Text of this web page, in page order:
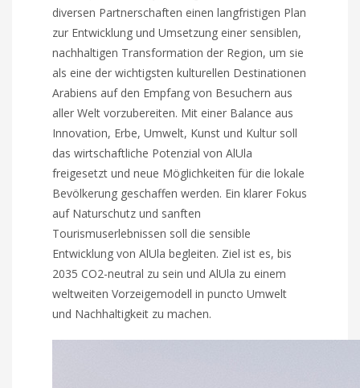
diversen Partnerschaften einen langfristigen Plan
zur Entwicklung und Umsetzung einer sensiblen,
nachhaltigen Transformation der Region, um sie
als eine der wichtigsten kulturellen Destinationen
Arabiens auf den Empfang von Besuchern aus
aller Welt vorzubereiten. Mit einer Balance aus
Innovation, Erbe, Umwelt, Kunst und Kultur soll
das wirtschaftliche Potenzial von AlUla
freigesetzt und neue Möglichkeiten für die lokale
Bevölkerung geschaffen werden. Ein klarer Fokus
auf Naturschutz und sanften
Tourismuserlebnissen soll die sensible
Entwicklung von AlUla begleiten. Ziel ist es, bis
2035 CO2-neutral zu sein und AlUla zu einem
weltweiten Vorzeigemodell in puncto Umwelt
und Nachhaltigkeit zu machen.